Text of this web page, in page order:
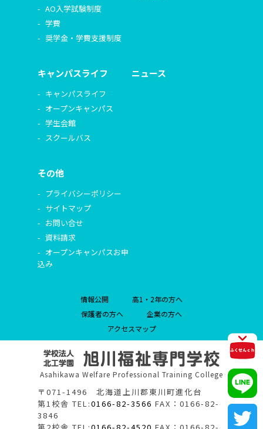
AO入学試験制度
学費
奨学金・学費支援制度
キャンパスライフ
キャンパスライフ
オープンキャンパス
学生会館
スクールバス
ニュース
その他
プライバシーポリシー
サイトマップ
お問い合せ
資料請求
オープンキャンパスお申
込み
情報公開
高1・2年の方へ
保護者の方へ
企業の方へ
アクセスマップ
Asahikawa Welfare Professional Training College
〒071-1496 北海道上川郡東川町進化台
第1校舎 TEL:0166-82-3566 FAX：0166-82-
3846
第2校舎 TEL:0166-82-4520 FAX：0166-82-